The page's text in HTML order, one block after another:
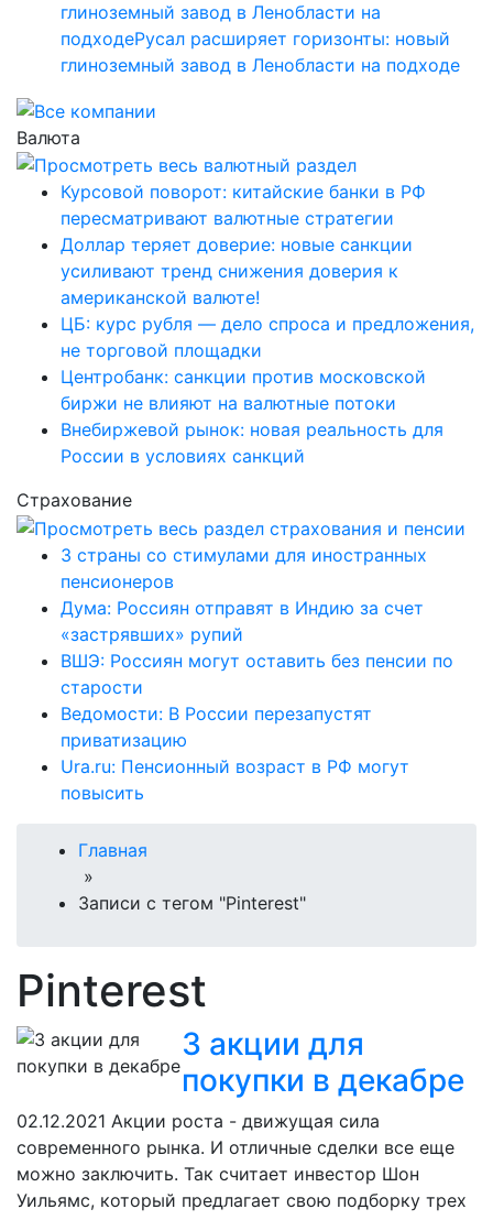
глиноземный завод в Ленобласти на
подходеРусал расширяет горизонты: новый
глиноземный завод в Ленобласти на подходе
Валюта
Курсовой поворот: китайские банки в РФ
пересматривают валютные стратегии
Доллар теряет доверие: новые санкции
усиливают тренд снижения доверия к
американской валюте!
ЦБ: курс рубля — дело спроса и предложения,
не торговой площадки
Центробанк: санкции против московской
биржи не влияют на валютные потоки
Внебиржевой рынок: новая реальность для
России в условиях санкций
Страхование
3 страны со стимулами для иностранных
пенсионеров
Дума: Россиян отправят в Индию за счет
«застрявших» рупий
ВШЭ: Россиян могут оставить без пенсии по
старости
Ведомости: В России перезапустят
приватизацию
Ura.ru: Пенсионный возраст в РФ могут
повысить
Главная
»
Записи с тегом "Pinterest"
Pinterest
3 акции для
покупки в декабре
02.12.2021 Акции роста - движущая сила
современного рынка. И отличные сделки все еще
можно заключить. Так считает инвестор Шон
Уильямс, который предлагает свою подборку трех